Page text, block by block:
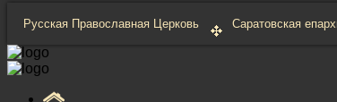
Русская Православная Церковь Саратовская